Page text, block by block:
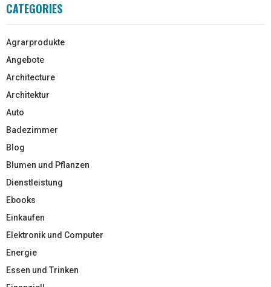
CATEGORIES
Agrarprodukte
Angebote
Architecture
Architektur
Auto
Badezimmer
Blog
Blumen und Pflanzen
Dienstleistung
Ebooks
Einkaufen
Elektronik und Computer
Energie
Essen und Trinken